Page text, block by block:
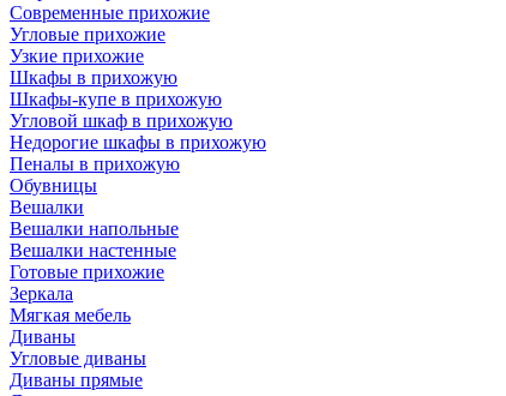
Современные прихожие
Угловые прихожие
Узкие прихожие
Шкафы в прихожую
Шкафы-купе в прихожую
Угловой шкаф в прихожую
Недорогие шкафы в прихожую
Пеналы в прихожую
Обувницы
Вешалки
Вешалки напольные
Вешалки настенные
Готовые прихожие
Зеркала
Мягкая мебель
Диваны
Угловые диваны
Диваны прямые